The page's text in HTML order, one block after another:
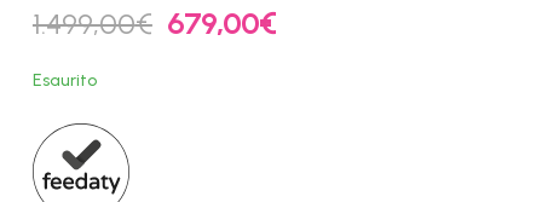
1.499,00€ Il
prezzo
679,00€Il
Esaurito